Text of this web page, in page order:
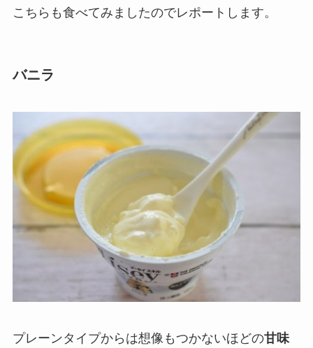
こちらも食べてみましたのでレポートします。
バニラ
プレーンタイプからは想像もつかないほどの甘味